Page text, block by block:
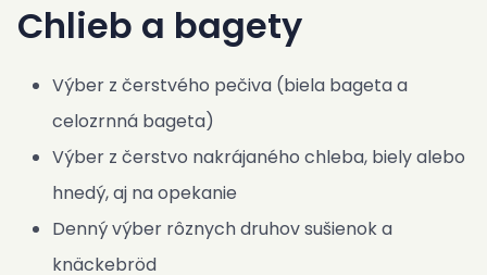
Chlieb a bagety
Výber z čerstvého pečiva (biela bageta a
celozrnná bageta)
Výber z čerstvo nakrájaného chleba, biely alebo
hnedý, aj na opekanie
Denný výber rôznych druhov sušienok a
knäckebröd